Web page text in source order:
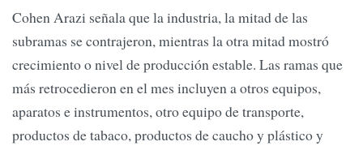
Cohen Arazi señala que la industria, la mitad de las
subramas se contrajeron, mientras la otra mitad mostró
crecimiento o nivel de producción estable. Las ramas que
más retrocedieron en el mes incluyen a otros equipos,
aparatos e instrumentos, otro equipo de transporte,
productos de tabaco, productos de caucho y plástico y